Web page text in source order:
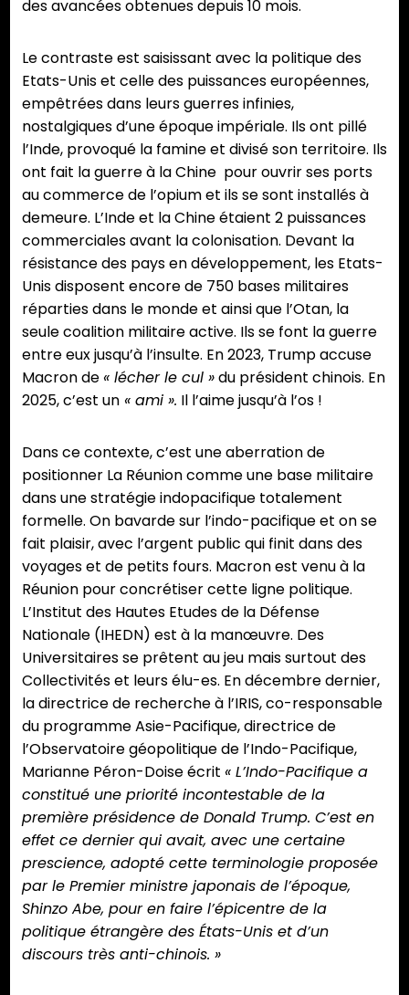
des avancées obtenues depuis 10 mois.
Le contraste est saisissant avec la politique des
Etats-Unis et celle des puissances européennes,
empêtrées dans leurs guerres infinies,
nostalgiques d’une époque impériale. Ils ont pillé
l’Inde, provoqué la famine et divisé son territoire. Ils
ont fait la guerre à la Chine pour ouvrir ses ports
au commerce de l’opium et ils se sont installés à
demeure. L’Inde et la Chine étaient 2 puissances
commerciales avant la colonisation. Devant la
résistance des pays en développement, les Etats-
Unis disposent encore de 750 bases militaires
réparties dans le monde et ainsi que l’Otan, la
seule coalition militaire active. Ils se font la guerre
entre eux jusqu’à l’insulte. En 2023, Trump accuse
Macron de« lécher le cul »du président chinois. En
2025, c’est un « ami ». Il l’aime jusqu’à l’os !
Dans ce contexte, c’est une aberration de
positionner La Réunion comme une base militaire
dans une stratégie indopacifique totalement
formelle. On bavarde sur l’indo-pacifique et on se
fait plaisir, avec l’argent public qui finit dans des
voyages et de petits fours. Macron est venu à la
Réunion pour concrétiser cette ligne politique.
L’Institut des Hautes Etudes de la Défense
Nationale (IHEDN) est à la manœuvre. Des
Universitaires se prêtent au jeu mais surtout des
Collectivités et leurs élu-es. En décembre dernier,
la directrice de recherche à l’IRIS, co-responsable
du programme Asie-Pacifique, directrice de
l’Observatoire géopolitique de l’Indo-Pacifique,
Marianne Péron-Doise écrit « L’Indo-Pacifique a
constitué une priorité incontestable de la
première présidence de Donald Trump. C’est en
effet ce dernier qui avait, avec une certaine
prescience, adopté cette terminologie proposée
par le Premier ministre japonais de l’époque,
Shinzo Abe, pour en faire l’épicentre de la
politique étrangère des États-Unis et d’un
discours très anti-chinois. »